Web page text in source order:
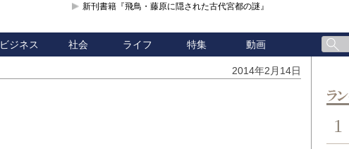
新刊書籍『飛鳥・藤原に隠された古代宮都の謎』
ビジネス 社会 ライフ 特集 動画
2014年2月14日
1